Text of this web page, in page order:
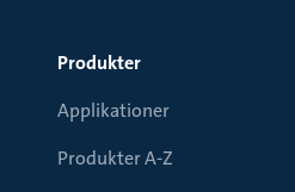
Produkter
Applikationer
Produkter A-Z